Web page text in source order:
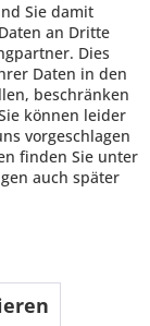
Sie damit
an Dritte
Dies
Daten in den
beschränken
können leider
vorgeschlagen
finden Sie unter
auch später